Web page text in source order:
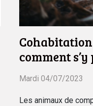
Cohabitation
comment
Mardi 04/07/2023
Les animaux de